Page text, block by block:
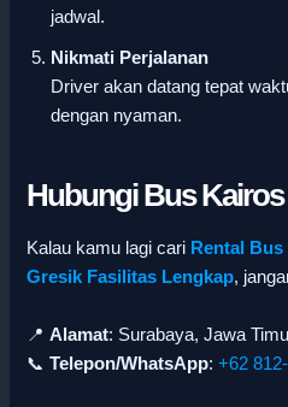
jadwal.
Nikmati Perjalanan
Driver akan datang tepat
dengan nyaman.
Hubungi Bus
Kalau kamu lagi cari Rental
Gresik Fasilitas Lengkap,
📍Alamat: Surabaya, Jawa
📞Telepon/WhatsApp:+62